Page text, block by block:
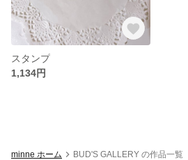
スタンプ
1,134円
minne ホーム BUD'S GALLERY の作品一覧